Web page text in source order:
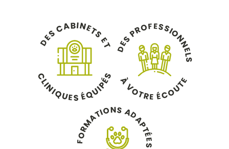
D
ESCABINETS
E
T
C
L
I
NIQUES ÉQU
I
P
É
S
D
E
S
PROF ESSION
N
E
L
S
À
VOTRE ÉCOUT
E
F
O
R
M
ATIONS ADAP
T
É
E
S